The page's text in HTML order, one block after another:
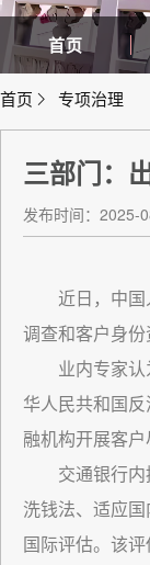
首页
首页 专项治理
三部门：
发布时间：2025-
近日，中
调查和客户身
业内专家
华人民共和国
融机构开展客
交通银行
洗钱法、适应
国际评估。该